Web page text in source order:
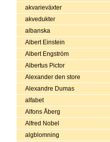
akvarieväxter
akvedukter
albanska
Albert Einstein
Albert Engström
Albertus Pictor
Alexander den store
Alexandre Dumas
alfabet
Alfons Åberg
Alfred Nobel
algblomning